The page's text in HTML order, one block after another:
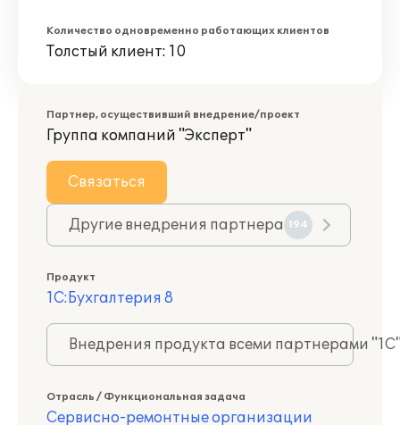
Количество одновременно работающих клиентов
Толстый клиент: 10
Партнер, осуществивший внедрение/проект
Группа компаний "Эксперт"
Связаться
Другие внедрения партнера 194
Продукт
1С:Бухгалтерия 8
Внедрения продукта всеми партнерами
Отрасль / Функциональная задача
Сервисно-ремонтные организации